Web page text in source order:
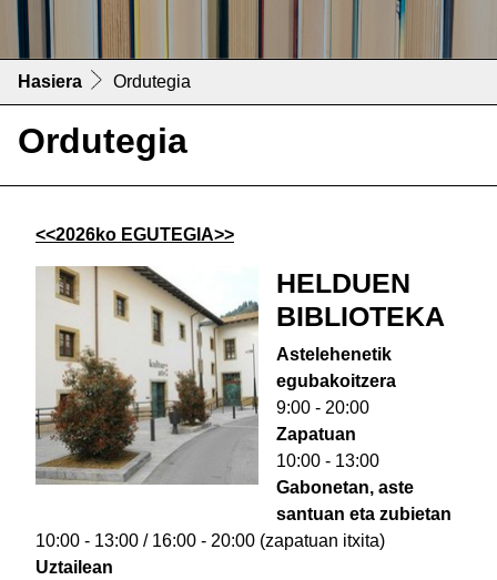
Hasiera Ordutegia
Ordutegia
<<2026ko EGUTEGIA>>
HELDUEN
BIBLIOTEKA
Astelehenetik
egubakoitzera
9:00 - 20:00
Zapatuan
10:00 - 13:00
Gabonetan, aste
santuan eta zubietan
10:00 - 13:00 / 16:00 - 20:00 (zapatuan itxita)
Uztailean